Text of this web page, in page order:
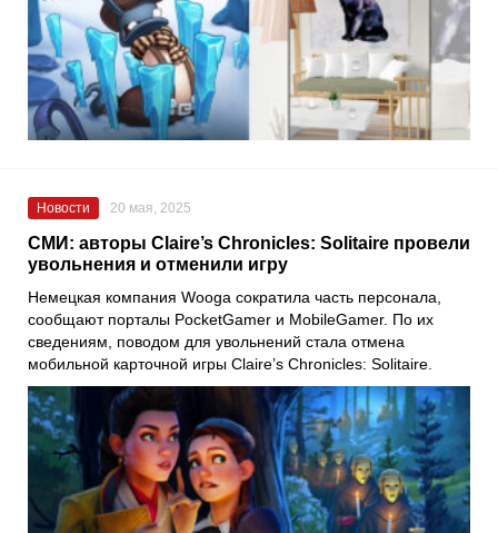
Новости 20 мая, 2025
СМИ: авторы Claire’s Chronicles: Solitaire провели
увольнения и отменили игру
Немецкая компания Wooga сократила часть персонала,
сообщают порталы PocketGamer и MobileGamer. По их
сведениям, поводом для увольнений стала отмена
мобильной карточной игры Claire’s Chronicles: Solitaire.